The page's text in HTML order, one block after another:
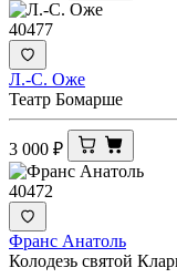
40477
Л.-С. Оже
Театр Бомарше
3 000 ₽
40472
Франс Анатоль
Колодезь святой